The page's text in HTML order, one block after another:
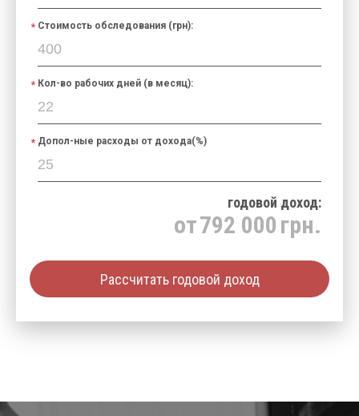
Стоимость обследования (грн):
Кол-во рабочих дней (в месяц):
Допол-ные расходы от дохода(%)
годовой доход:
от792 000 грн.
Рассчитать годовой доход